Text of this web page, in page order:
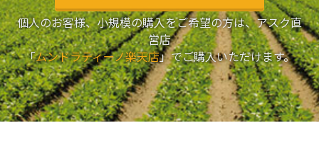
個人のお客様、小規模の購入をご希望の方は、アスク直
営店
「ムンドラティーノ楽天店」でご購入いただけます。